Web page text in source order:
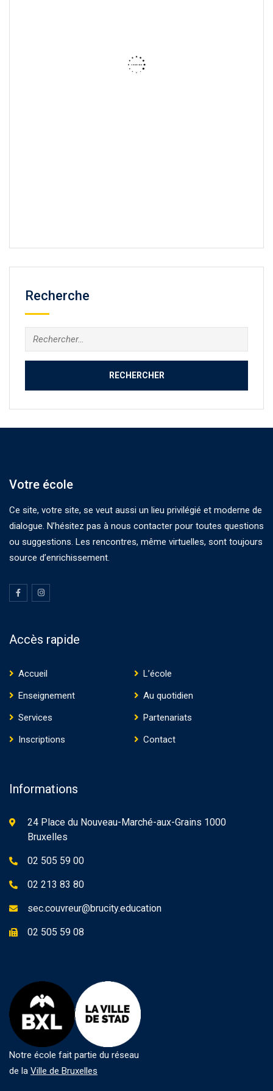
Recherche
Rechercher :
Votre école
Ce site, votre site, se veut aussi un lieu privilégié et moderne de
dialogue. N’hésitez pas à nous contacter pour toutes questions
ou suggestions. Les rencontres, même virtuelles, sont toujours
source d’enrichissement.
Accès rapide
Accueil
L’école
Enseignement
Au quotidien
Services
Partenariats
Inscriptions
Contact
Informations
24 Place du Nouveau-Marché-aux-Grains 1000
Bruxelles
02 505 59 00
02 213 83 80
sec.couvreur@brucity.education
02 505 59 08
Notre école fait partie du réseau
de la Ville de Bruxelles